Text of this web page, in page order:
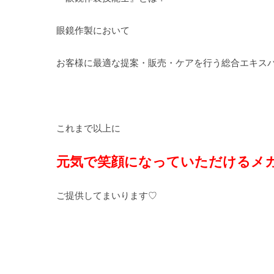
眼鏡作製において
お客様に最適な提案・販売・ケアを行う総合エキス
これまで以上に
元気で笑顔になっていただけるメ
ご提供してまいります♡